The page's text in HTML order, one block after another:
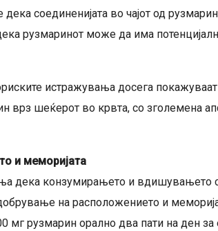
соединенијата во чајот од
рузмаринот може да има
истражувања досега
врз шеќерот во крвта, со зголемена
и меморијата
дека конзумирањето и вдишувањето
на расположението и
рузмарин орално два пати на ден